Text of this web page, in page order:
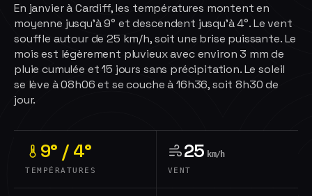
En janvier à Cardiff, les températures montent en
moyenne jusqu'à 9° et descendent jusqu'à 4°. Le vent
souffle autour de 25 km/h, soit une brise puissante. Le
mois est légèrement pluvieux avec environ 3 mm de
pluie cumulée et 15 jours sans précipitation. Le soleil
se lève à 08h06 et se couche à 16h36, soit 8h30 de
jour.
9° / 4°
TEMPÉRATURES
25 km/h
VENT